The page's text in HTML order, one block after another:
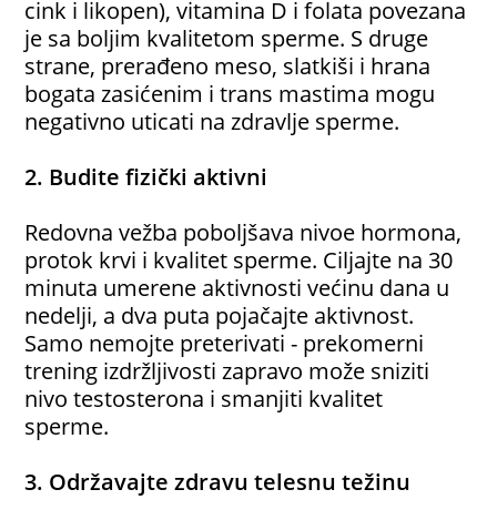
cink i likopen), vitamina D i folata povezana
je sa boljim kvalitetom sperme. S druge
strane, prerađeno meso, slatkiši i hrana
bogata zasićenim i trans mastima mogu
negativno uticati na zdravlje sperme.
2. Budite fizički aktivni
Redovna vežba poboljšava nivoe hormona,
protok krvi i kvalitet sperme. Ciljajte na 30
minuta umerene aktivnosti većinu dana u
nedelji, a dva puta pojačajte aktivnost.
Samo nemojte preterivati - prekomerni
trening izdržljivosti zapravo može sniziti
nivo testosterona i smanjiti kvalitet
sperme.
3. Održavajte zdravu telesnu težinu